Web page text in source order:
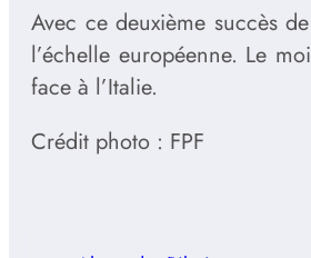
Avec ce deuxième succès
l’échelle européenne. Le
face à l’Italie.
Crédit photo : FPF